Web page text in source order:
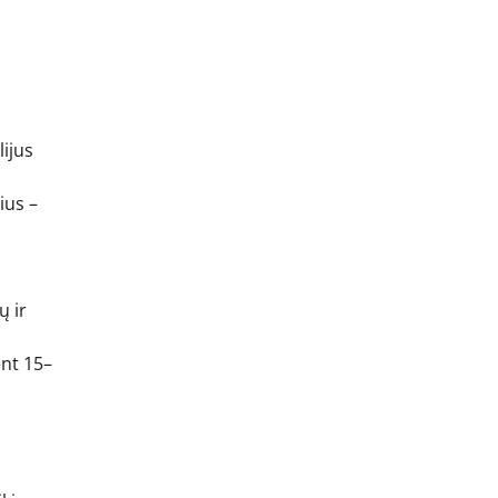
–
ir
15–